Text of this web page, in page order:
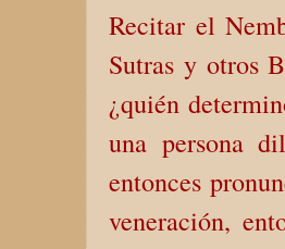
Recitar el
Sutras y otros
¿quién
una persona
entonces
veneración,